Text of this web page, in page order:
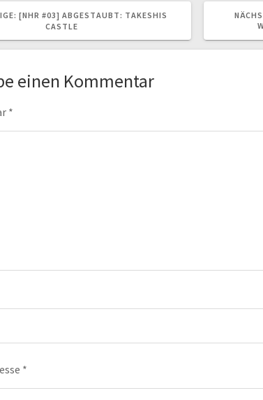
VORHERIGER
BEITRAG:
[NHR #03] ABGESTAUBT: TAKESHIS
CASTLE
einen Kommentar
*
*